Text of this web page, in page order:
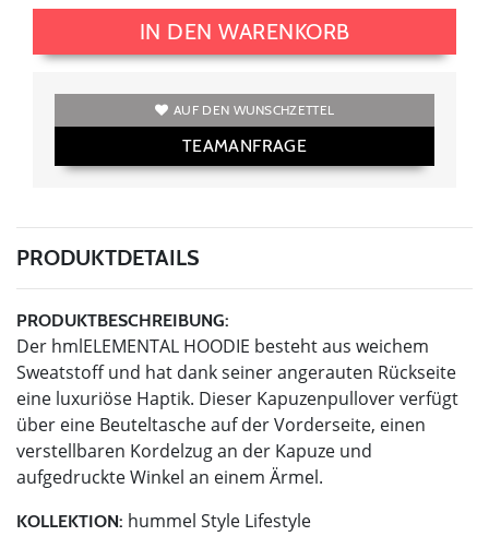
IN DEN WARENKORB
AUF DEN WUNSCHZETTEL
TEAMANFRAGE
PRODUKTDETAILS
PRODUKTBESCHREIBUNG:
Der hmlELEMENTAL HOODIE besteht aus weichem
Sweatstoff und hat dank seiner angerauten Rückseite
eine luxuriöse Haptik. Dieser Kapuzenpullover verfügt
über eine Beuteltasche auf der Vorderseite, einen
verstellbaren Kordelzug an der Kapuze und
aufgedruckte Winkel an einem Ärmel.
KOLLEKTION: hummel Style Lifestyle